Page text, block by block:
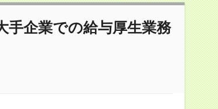
手企業での給与厚生業務